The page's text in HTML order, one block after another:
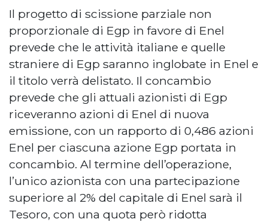
Il progetto di scissione parziale non
proporzionale di Egp in favore di Enel
prevede che le attività italiane e quelle
straniere di Egp saranno inglobate in Enel e
il titolo verrà delistato. Il concambio
prevede che gli attuali azionisti di Egp
riceveranno azioni di Enel di nuova
emissione, con un rapporto di 0,486 azioni
Enel per ciascuna azione Egp portata in
concambio. Al termine dell’operazione,
l’unico azionista con una partecipazione
superiore al 2% del capitale di Enel sarà il
Tesoro, con una quota però ridotta